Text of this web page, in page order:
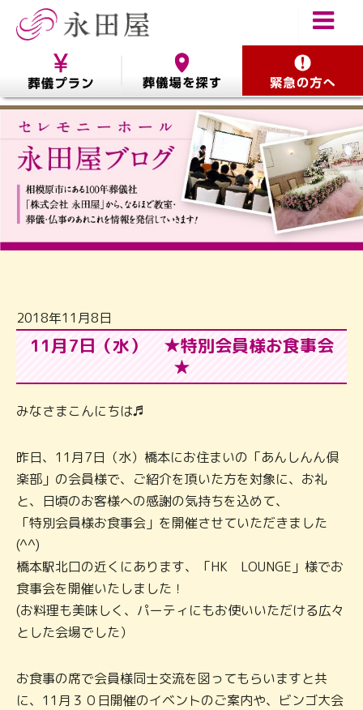
2018年11月8日
11月7日（水） ★特別会員様お食事会
★
みなさまこんにちは♬
昨日、11月7日（水）橋本にお住まいの「あんしんん倶
楽部」の会員様で、ご紹介を頂いた方を対象に、お礼
と、日頃のお客様への感謝の気持ちを込めて、
「特別会員様お食事会」を開催させていただきました
(^^)
橋本駅北口の近くにあります、「HK LOUNGE」様でお
食事会を開催いたしました！
(お料理も美味しく、パーティにもお使いいただける広々
とした会場でした）
お食事の席で会員様同士交流を図ってもらいますと共
に、11月３０日開催のイベントのご案内や、ビンゴ大会